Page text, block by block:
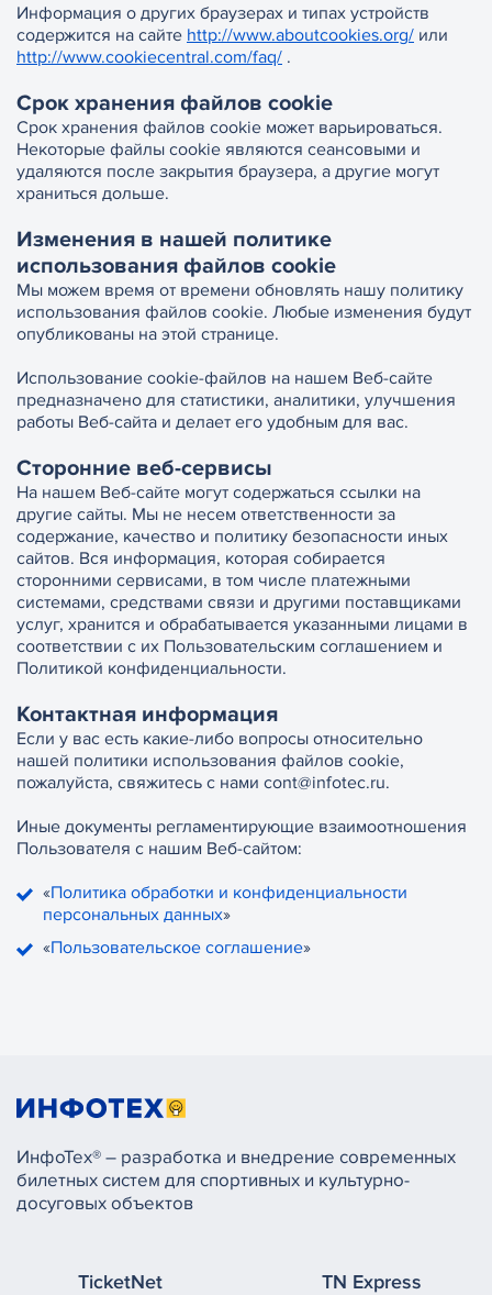
Информация о других браузерах и типах устройств
содержится на сайте http://www.aboutcookies.org/ или
http://www.cookiecentral.com/faq/ .
Срок хранения файлов cookie
Срок хранения файлов cookie может варьироваться.
Некоторые файлы cookie являются сеансовыми и
удаляются после закрытия браузера, а другие могут
храниться дольше.
Изменения в нашей политике
использования файлов cookie
Мы можем время от времени обновлять нашу политику
использования файлов cookie. Любые изменения будут
опубликованы на этой странице.
Использование cookie-файлов на нашем Веб-сайте
предназначено для статистики, аналитики, улучшения
работы Веб-сайта и делает его удобным для вас.
Сторонние веб-сервисы
На нашем Веб-сайте могут содержаться ссылки на
другие сайты. Мы не несем ответственности за
содержание, качество и политику безопасности иных
сайтов. Вся информация, которая собирается
сторонними сервисами, в том числе платежными
системами, средствами связи и другими поставщиками
услуг, хранится и обрабатывается указанными лицами в
соответствии с их Пользовательским соглашением и
Политикой конфиденциальности.
Контактная информация
Если у вас есть какие-либо вопросы относительно
нашей политики использования файлов cookie,
пожалуйста, свяжитесь с нами cont@infotec.ru.
Иные документы регламентирующие взаимоотношения
Пользователя с нашим Веб-сайтом:
«Политика обработки и конфиденциальности
персональных данных»
«Пользовательское соглашение»
ИнфоТех® – разработка и внедрение современных
билетных систем для спортивных и культурно-
досуговых объектов
TicketNet TN Express